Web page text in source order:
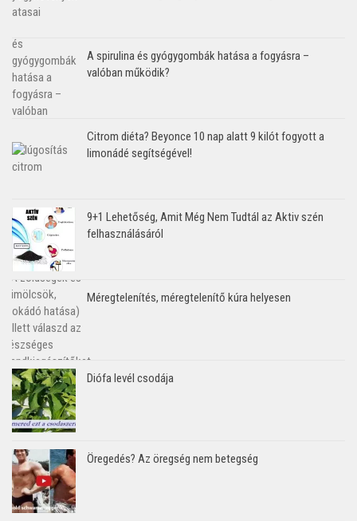
A spirulina és gyógygombák hatása a fogyásra –
valóban működik?
Citrom diéta? Beyonce 10 nap alatt 9 kilót fogyott a
limonádé segítségével!
9+1 Lehetőség, Amit Még Nem Tudtál az Aktiv szén
felhasználásáról
Méregtelenítés, méregtelenítő kúra helyesen
Diófa levél csodája
Öregedés? Az öregség nem betegség